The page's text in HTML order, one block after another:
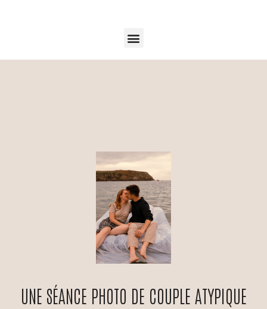
UNE SÉANCE PHOTO DE COUPLE ATYPIQUE